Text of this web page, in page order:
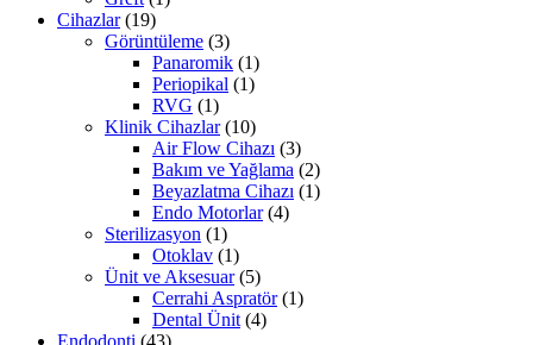
Cihazlar (19)
Görüntüleme (3)
Panaromik (1)
Periopikal (1)
RVG (1)
Klinik Cihazlar (10)
Air Flow Cihazı (3)
Bakım ve Yağlama (2)
Beyazlatma Cihazı (1)
Endo Motorlar (4)
Sterilizasyon (1)
Otoklav (1)
Ünit ve Aksesuar (5)
Cerrahi Aspratör (1)
Dental Ünit (4)
Endodonti (43)